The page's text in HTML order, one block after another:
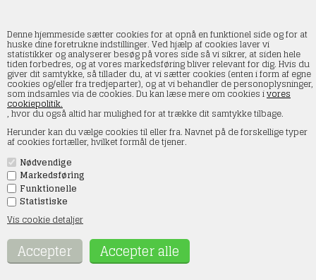
Denne hjemmeside sætter cookies for at opnå en funktionel side og for at
huske dine foretrukne indstillinger. Ved hjælp af cookies laver vi
statistikker og analyserer besøg på vores side så vi sikrer, at siden hele
tiden forbedres, og at vores markedsføring bliver relevant for dig. Hvis du
giver dit samtykke, så tillader du, at vi sætter cookies (enten i form af egne
cookies og/eller fra tredjeparter), og at vi behandler de personoplysninger,
som indsamles via de cookies. Du kan læse mere om cookies ivores
cookiepolitik.
, hvor du også altid har mulighed for at trække dit samtykke tilbage.
Herunder kan du vælge cookies til eller fra. Navnet på de forskellige typer
af cookies fortæller, hvilket formål de tjener.
Nødvendige
Markedsføring
Funktionelle
Statistiske
Vis cookie detaljer
Viessmann 4012 Indkørselssignal med 3
lysdioder rød, gul og grøn. H0
Forside»Signaler»Viessmann